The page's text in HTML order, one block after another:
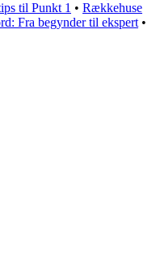
til Punkt 1 • Rækkehuse
Fra begynder til ekspert •